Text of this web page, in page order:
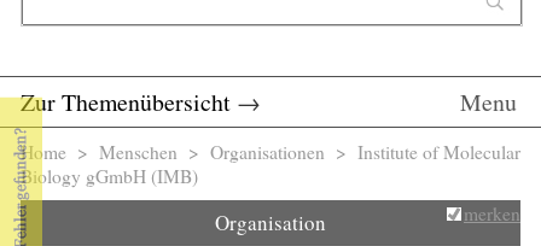
Zur Themenübersicht → Menu
Sie sind hier
Home > Menschen > Organisationen > Institute of Molecular
Biology gGmbH (IMB)
Organisation merken